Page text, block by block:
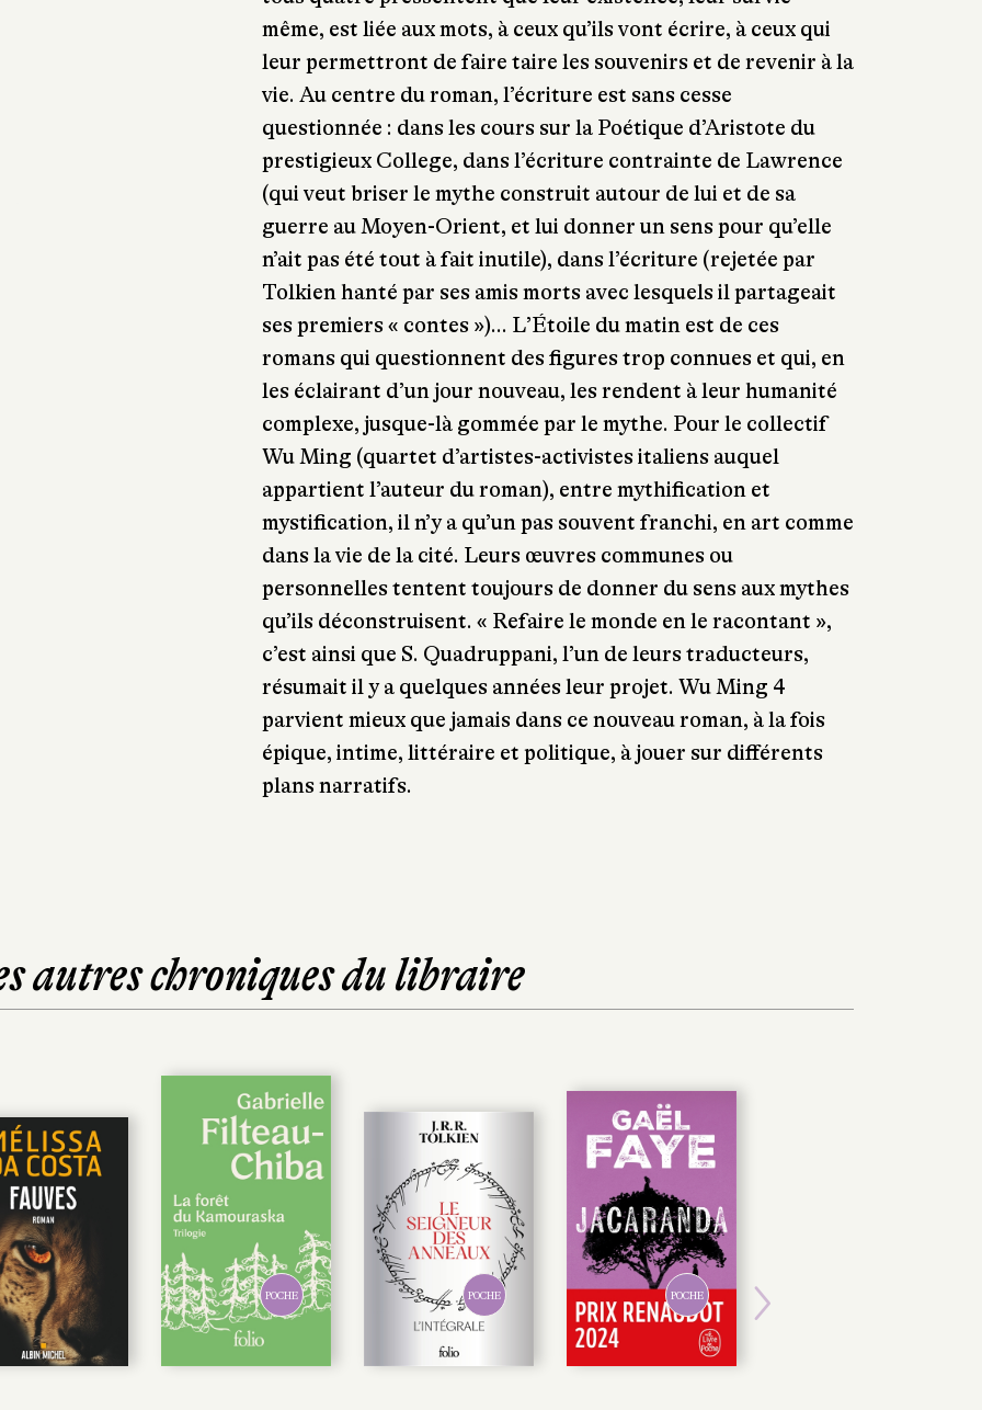
même, est liée aux mots, à ceux qu’ils vont écrire, à ceux qui
leur permettront de faire taire les souvenirs et de revenir à la
vie. Au centre du roman, l’écriture est sans cesse
questionnée : dans les cours sur la Poétique d’Aristote du
prestigieux College, dans l’écriture contrainte de Lawrence
(qui veut briser le mythe construit autour de lui et de sa
guerre au Moyen-Orient, et lui donner un sens pour qu’elle
n’ait pas été tout à fait inutile), dans l’écriture (rejetée par
Tolkien hanté par ses amis morts avec lesquels il partageait
ses premiers « contes »)... L’Étoile du matin est de ces
romans qui questionnent des figures trop connues et qui, en
les éclairant d’un jour nouveau, les rendent à leur humanité
complexe, jusque-là gommée par le mythe. Pour le collectif
Wu Ming (quartet d’artistes-activistes italiens auquel
appartient l’auteur du roman), entre mythification et
mystification, il n’y a qu’un pas souvent franchi, en art comme
dans la vie de la cité. Leurs œuvres communes ou
personnelles tentent toujours de donner du sens aux mythes
qu’ils déconstruisent. « Refaire le monde en le racontant »,
c’est ainsi que S. Quadruppani, l’un de leurs traducteurs,
résumait il y a quelques années leur projet. Wu Ming 4
parvient mieux que jamais dans ce nouveau roman, à la fois
épique, intime, littéraire et politique, à jouer sur différents
plans narratifs.
autres chroniques du libraire
POCHE POCHE POCHE